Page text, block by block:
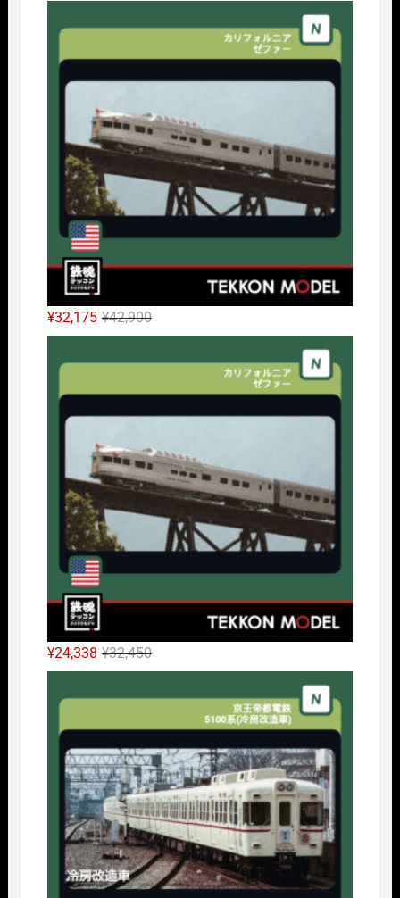
¥42,900元
の
価
で
し
た。
¥32,175
現
在
の
¥32,175
で
す。
¥32,450元
の
価
¥32,450
で
し
た。
¥24,338
現
在
の
は
¥24,338
で
す。